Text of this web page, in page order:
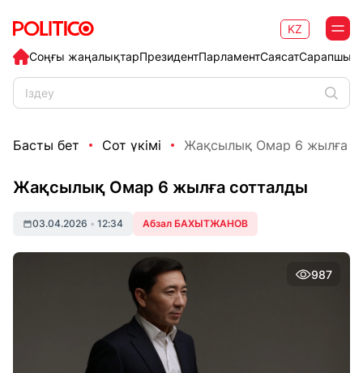
Соңғы жаңалықтарПрезидентПарламентСаясат
KZ
Басты бет Сот үкімі Жақсылық Омар 6 жылға
Жақсылық Омар 6 жылға сотталды
03.04.2026 • 12:34 Абзал БАХЫТЖАНОВ
987